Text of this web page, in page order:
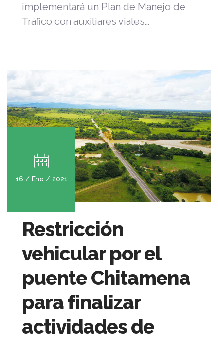
implementará un Plan de Manejo de
Tráfico con auxiliares viales…
16 / Ene / 2021
Restricción
vehicular por el
puente Chitamena
para finalizar
actividades de